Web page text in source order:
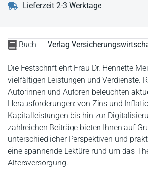
Buch Verlag
Die Festschrift ehrt Frau Dr. Henriette
vielfältigen Leistungen und Verdienste.
Autorinnen und Autoren beleuchten
Herausforderungen: von Zins und
Kapitalleistungen bis hin zur
zahlreichen Beiträge bieten Ihnen auf
unterschiedlicher Perspektiven und
eine spannende Lektüre rund um das
Altersversorgung.
Lieferzeit 2-3 Werktage